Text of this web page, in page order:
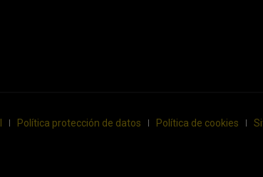
Política protección de datos Política de cookies